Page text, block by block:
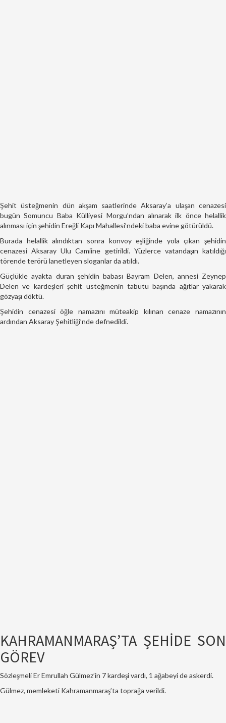
Şehit üsteğmenin dün akşam saatlerinde Aksaray’a ulaşan cenazesi
bugün Somuncu Baba Külliyesi Morgu’ndan alınarak ilk önce helallik
alınması için şehidin Ereğli Kapı Mahallesi’ndeki baba evine götürüldü.
Burada helallik alındıktan sonra konvoy eşliğinde yola çıkan şehidin
cenazesi Aksaray Ulu Camiine getirildi. Yüzlerce vatandaşın katıldığı
törende terörü lanetleyen sloganlar da atıldı.
Güçlükle ayakta duran şehidin babası Bayram Delen, annesi Zeynep
Delen ve kardeşleri şehit üsteğmenin tabutu başında ağıtlar yakarak
gözyaşı döktü.
Şehidin cenazesi öğle namazını müteakip kılınan cenaze namazının
ardından Aksaray Şehitliği’nde defnedildi.
KAHRAMANMARAŞ’TA ŞEHİDE SON
GÖREV
Sözleşmeli Er Emrullah Gülmez’in 7 kardeşi vardı, 1 ağabeyi de askerdi.
Gülmez, memleketi Kahramanmaraş’ta toprağa verildi.